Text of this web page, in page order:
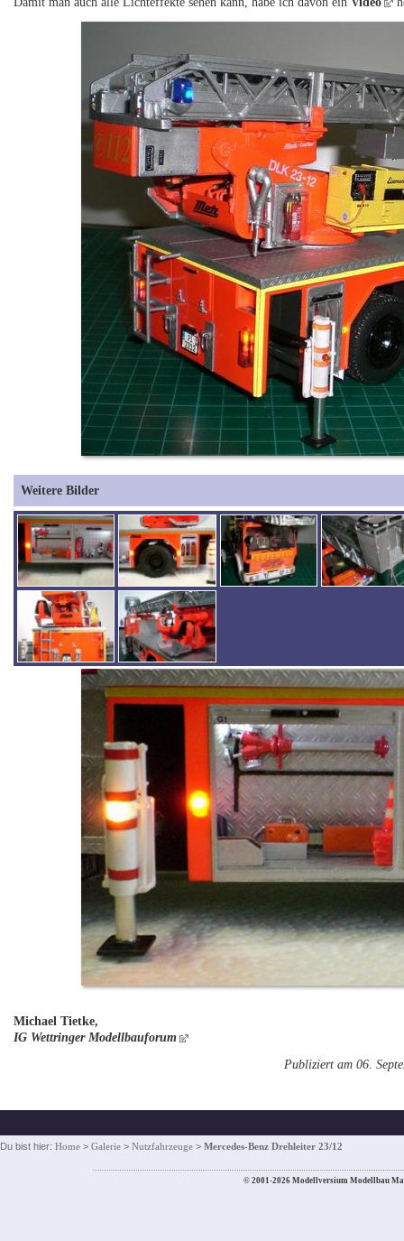
Weitere Bilder
Michael Tietke,
IG Wettringer Modellbauforum
Publiziert am 06.
Du bist hier: Home > Galerie > Nutzfahrzeuge > Mercedes-Benz Drehleiter 23/12
© 2001-2026 Modellversium Modellbau